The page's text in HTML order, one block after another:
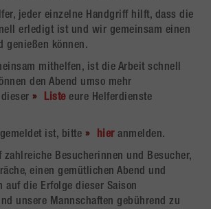
jeder einzelne Handgriff hilft, dass die
erledigt ist und wir gemeinsam einen
genießen können.
mithelfen, ist die Arbeit schnell
den Abend umso mehr
Liste eure Helferdienste
ist, bitte
hier anmelden.
zahlreiche Besucherinnen und Besucher,
einen gemütlichen Abend und
auf die Erfolge dieser Saison
unsere Mannschaften gebührend zu